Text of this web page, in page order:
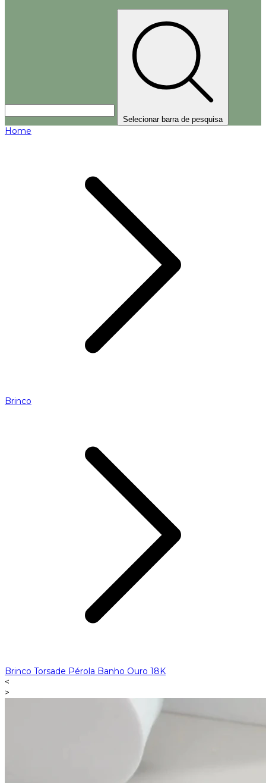
Selecionar barra de pesquisa
Home
Brinco
Brinco Torsade Pérola Banho Ouro 18K
<
>